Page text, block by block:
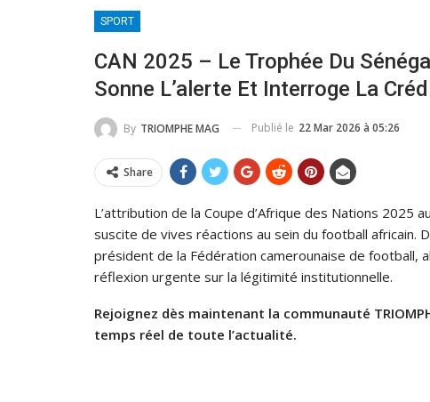
SPORT
CAN 2025 – Le Trophée Du
Sonne L’alerte Et Interroge La
By TRIOMPHE MAG Publié le 22 Mar 2026 à 05:26
Share
L’attribution de la Coupe d’Afrique des Nations 2025
suscite de vives réactions au sein du football africain.
président de la Fédération camerounaise de football,
réflexion urgente sur la légitimité institutionnelle.
Rejoignez dès maintenant la communauté
temps réel de toute l’actualité.